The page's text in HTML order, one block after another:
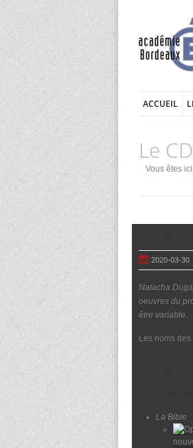
ACCUEIL
Le
Vous êtes
2020-03-30
Natacha
oeuvres du
être variable.
Les noms
La Bible